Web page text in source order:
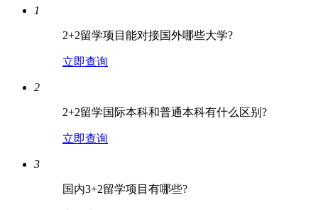
1
2+2留学项目能对接国外哪些大学?
立即查询
2
2+2留学国际本科和普通本科有什么区别?
立即查询
3
国内3+2留学项目有哪些?